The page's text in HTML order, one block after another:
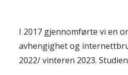
I 2017 gjennomførte vi en
avhengighet og
2022/ vinteren 2023.